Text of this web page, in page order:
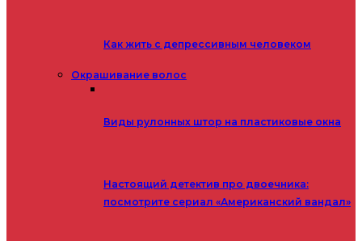
Как жить с депрессивным человеком
Окрашивание волос
Виды рулонных штор на пластиковые окна
Настоящий детектив про двоечника:
посмотрите сериал «Американский вандал»